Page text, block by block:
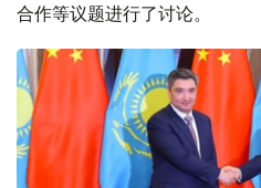
合作等议题进行了讨论。